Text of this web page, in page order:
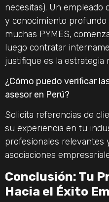
necesitas). Un empleado
y conocimiento profundo
muchas PYMES,
luego contratar
justifique es la estrategia
¿Cómo puedo verificar
asesor en Perú?
Solicita referencias de
su experiencia en tu
profesionales relevantes
asociaciones
Conclusión: Tu
Hacia el Éxito